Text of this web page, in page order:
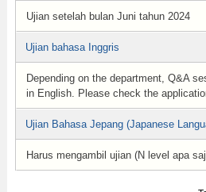
Ujian setelah bulan Juni tahun 2024
Ujian bahasa Inggris
Depending on the department, Q&A
in English. Please check the
Ujian Bahasa Jepang (Japanese
Harus mengambil ujian (N level apa